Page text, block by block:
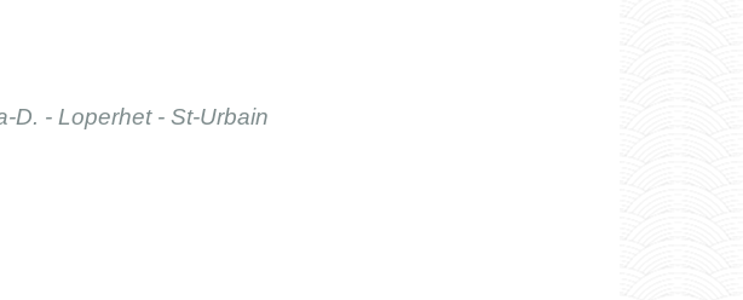
D. - Loperhet - St-Urbain